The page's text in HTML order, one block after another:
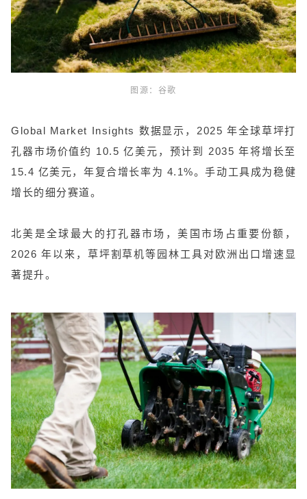
图源：谷歌
Global Market Insights 数据显示，2025 年全球草坪打
孔器市场价值约 10.5 亿美元，预计到 2035 年将增长至
15.4 亿美元，年复合增长率为 4.1%。手动工具成为稳健
增长的细分赛道。
北美是全球最大的打孔器市场，美国市场占重要份额，
2026 年以来，草坪割草机等园林工具对欧洲出口增速显
著提升。